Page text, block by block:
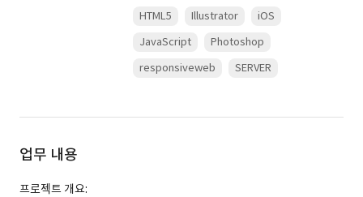
HTML5
Illustrator
iOS
JavaScript
Photoshop
responsiveweb
SERVER
업무 내용
프로젝트 개요: